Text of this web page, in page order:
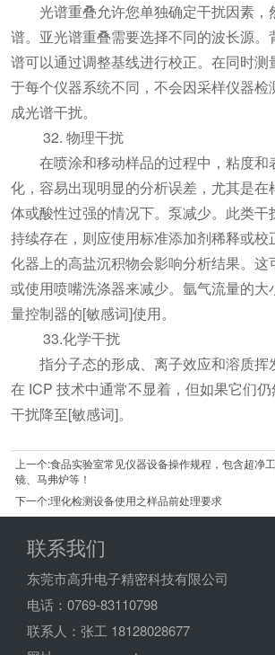
光谱重叠允许您单独确定干扰因素，
谱。亚光谱重叠需要选择不同的波长源。
谱可以通过调整基线进行校正。在同时测
于每个仪器系统不同，不会因采样仪器检
成光谱干扰。
32. 物理干扰
在喷涂和移动样品的过程中，粘度和
化，容易出现明显的分析误差，尤其是在
体或酸性过强的情况下。泵减少。此类干
持续存在，则应使用标准添加剂稀释或校
化器上的高盐沉积物会影响分析结果。这
或使用喷嘴洗涤器来减少。氩气流量的大
量控制器的[敏感词]使用。
33.化学干扰
指分子态的形成、离子效应和溶质挥
在 ICP 技术中通常不显着，但如果它们
干扰降至[敏感词]。
上一个:食品实验室常见仪器设备操作规程，包含超净
镜、马弗炉等！
下一个:理化检测设备使用之样品前处理要求
联系我们
东莞市高升电子精密科技有限公司
电话：0769-83110798
联系人：张工 18128028677